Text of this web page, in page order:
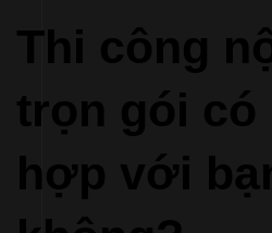
Thi công
trọn gói có
hợp với